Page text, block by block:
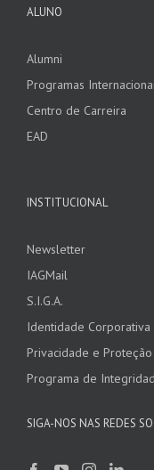
ALUNO
Alumni
Programas
Centro de Carreira
EAD
INSTITUCIONAL
Newsletter
IAGMail
S.I.G.A.
Identidade Corporativa
Privacidade e
Programa de
SIGA-NOS NAS REDES